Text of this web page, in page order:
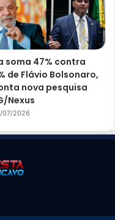
soma 47% contra
de Flávio Bolsonaro,
nova pesquisa
Nexus
07/2026